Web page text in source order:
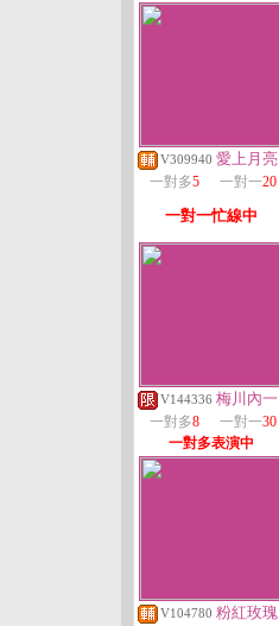
V309940 愛上月亮
一對多5 一對一20
一對一忙線中
V144336 梅川內一
一對多8 一對一30
一對多表演中
V104780 粉紅玫瑰